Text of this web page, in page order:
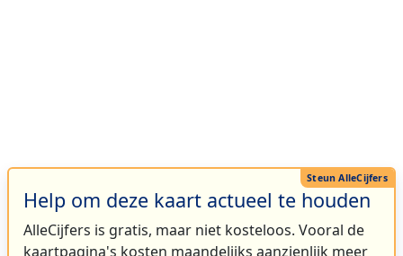
Help om deze kaart actueel te houden
AlleCijfers is gratis, maar niet kosteloos. Vooral de
kaartpagina's kosten maandelijks aanzienlijk meer